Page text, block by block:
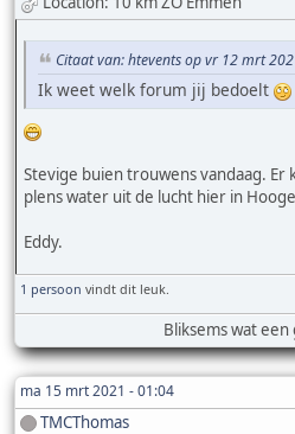
Citaat van: htevents op vr 12 mrt
Ik weet welk forum jij bedoelt
Stevige buien trouwens vandaag.
plens water uit de lucht hier in
Eddy.
1 persoon vindt dit leuk.
Bliksems wat
ma 15 mrt 2021 - 01:04
TMCThomas